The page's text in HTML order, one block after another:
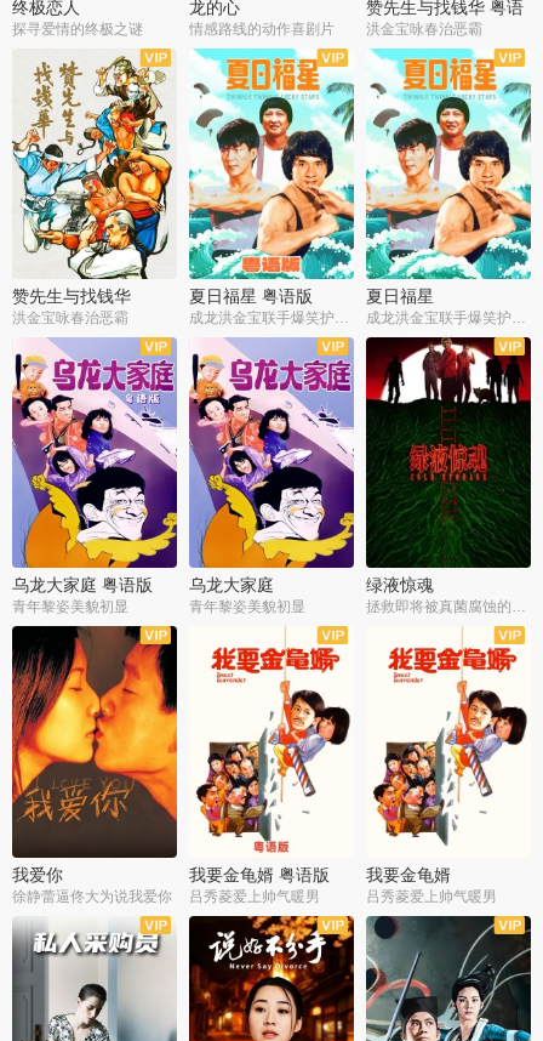
终极恋人
探寻爱情的终极之谜
龙的心
情感路线的动作喜剧片
赞先生与找钱华 粤语
版
洪金宝咏春治恶霸
赞先生与找钱华
洪金宝咏春治恶霸
夏日福星 粤语版
成龙洪金宝联手爆笑护美女
夏日福星
成龙洪金宝联手爆笑护美女
乌龙大家庭 粤语版
青年黎姿美貌初显
乌龙大家庭
青年黎姿美貌初显
绿液惊魂
拯救即将被真菌腐蚀的世界
我爱你
徐静蕾逼佟大为说我爱你
我要金龟婿 粤语版
吕秀菱爱上帅气暖男
我要金龟婿
吕秀菱爱上帅气暖男